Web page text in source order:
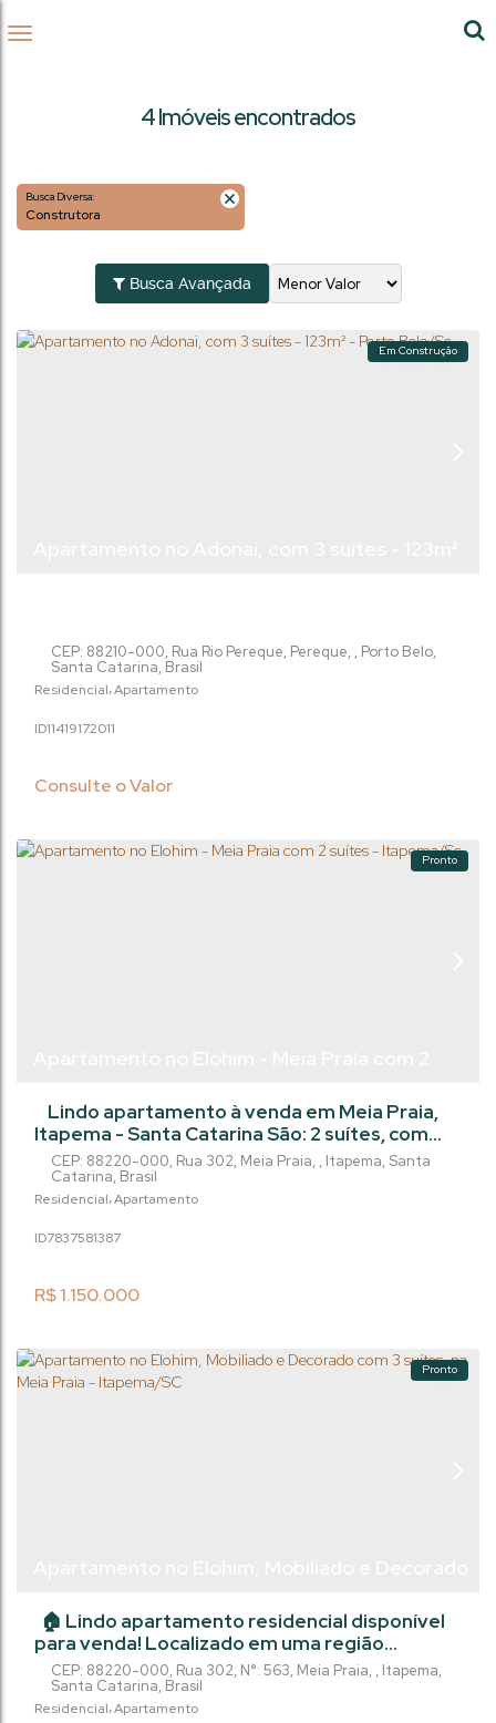
4 Imóveis encontrados
Busca Diversa:
Construtora
Busca Avançada
Em Construção
Residencial Apartamento
Consulte o Valor
2011
1141917
CEP: 88210-000, Rua Rio Pereque, Pereque , Porto Belo,
Santa Catarina, Brasil
Pronto
Residencial Apartamento
R$1.150.000
1387
783758
CEP: 88220-000, Rua 302, Meia Praia , Itapema, Santa
Catarina, Brasil
Lindo apartamento à venda em Meia Praia,
Itapema - Santa Catarina São: 2 suítes, com
lavabo, amplo living, sacada com churrasqueira
e área de lazer com Salão de Jogos, Área de
convivência, playground, Salão de Festas e
84.35m² Localizado em Meia Praia, uma das
apartamento é perfeito para quem...
Pronto
Residencial Apartamento
CEP: 88220-000, Rua 302, N°: 563, Meia Praia , Itapema,
Santa Catarina, Brasil
🏠 Lindo apartamento residencial disponível
para venda! Localizado em uma região
privilegiada, este imóvel conta com 3 quartos,
sendo 3 suítes, 4 banheiros, sendo 1 lavabo, 2
vagas de garagem e uma área privada de